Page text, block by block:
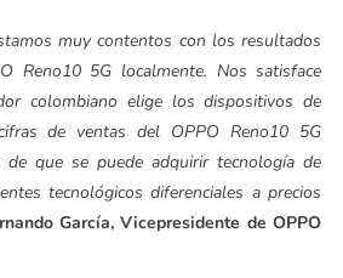
muy contentos con los resultados
Reno10 5G localmente. Nos satisface
colombiano elige los dispositivos de
de ventas del OPPO Reno10 5G
de que se puede adquirir tecnología de
tecnológicos diferenciales a precios
García, Vicepresidente de OPPO